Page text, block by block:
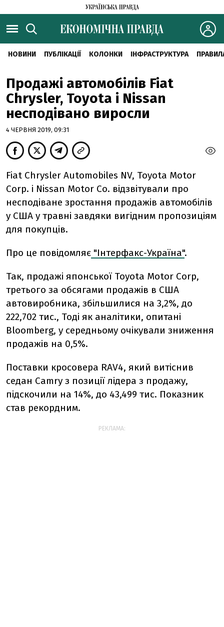
НОВИНИ ПУБЛІКАЦІЇ КОЛОНКИ ІНФРАСТРУКТУРА
Продажі автомобілів Fiat
Chrysler, Toyota і Nissan
несподівано виросли
4 ЧЕРВНЯ 2019, 09:31
Fiat Chrysler Automobiles NV, Toyota Motor
Corp. і Nissan Motor Co. відзвітували про
несподіване зростання продажів автомобілів
у США у травні завдяки вигідним пропозиціям
для покупців.
Про це повідомляє "Інтерфакс-Україна".
Так, продажі японської Toyota Motor Corp,
третього за обсягами продажів в США
автовиробника, збільшилися на 3,2%, до
222,702 тис., Тоді як аналітики, опитані
Bloomberg, у середньому очікували зниження
продажів на 0,5%.
Поставки кросовера RAV4, який витіснив
седан Camry з позиції лідера з продажу,
підскочили на 14%, до 43,499 тис. Показник
став рекордним.
РЕКЛАМА: